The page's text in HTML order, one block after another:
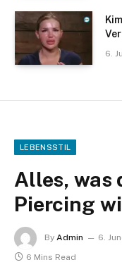
6.
LEBENSSTIL
Alles, was
Piercing
By Admin 6.
6 Mins Read